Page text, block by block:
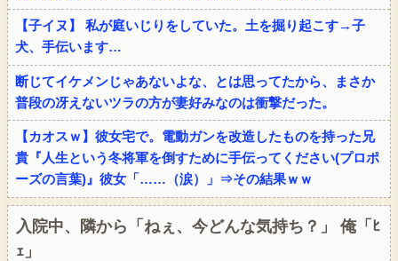
【子イヌ】 私が庭いじりをしていた。土を掘り起こす→子
犬、手伝います…
断じてイケメンじゃあないよな、とは思ってたから、まさか
普段の冴えないツラの方が妻好みなのは衝撃だった。
【カオスｗ】彼女宅で。電動ガンを改造したものを持った兄
貴『人生という冬将軍を倒すために手伝ってください(プロポ
ーズの言葉)』彼女「……（涙）」⇒その結果ｗｗ
入院中、隣から「ねぇ、今どんな気持ち？」 俺「ﾋ
ｪ」